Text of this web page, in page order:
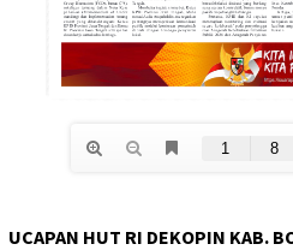
UCAPAN HUT RI DEKOPIN KAB.